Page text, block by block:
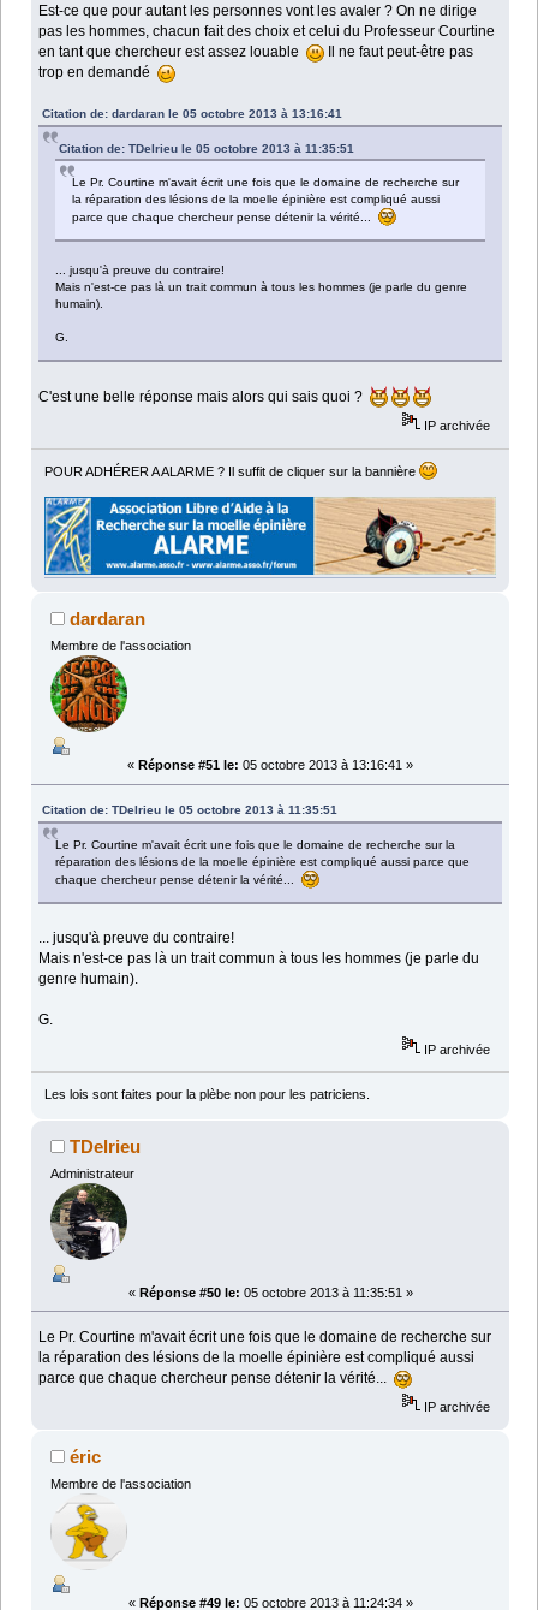
Est-ce que pour autant les personnes vont les avaler ? On ne dirige
pas les hommes, chacun fait des choix et celui du Professeur Courtine
en tant que chercheur est assez louable
Il ne faut peut-être pas
trop en demandé
Citation de: dardaran le 05 octobre 2013 à 13:16:41
Citation de: TDelrieu le 05 octobre 2013 à 11:35:51
Le Pr. Courtine m'avait écrit une fois que le domaine de recherche sur
la réparation des lésions de la moelle épinière est compliqué aussi
parce que chaque chercheur pense détenir la vérité...
... jusqu'à preuve du contraire!
Mais n'est-ce pas là un trait commun à tous les hommes (je parle du genre
humain).
G.
C'est une belle réponse mais alors qui sais quoi ?
IP archivée
POUR ADHÉRER A ALARME ? Il suffit de cliquer sur la bannière
dardaran
Membre de l'association
« Réponse #51 le: 05 octobre 2013 à 13:16:41 »
Citation de: TDelrieu le 05 octobre 2013 à 11:35:51
Le Pr. Courtine m'avait écrit une fois que le domaine de recherche sur la
réparation des lésions de la moelle épinière est compliqué aussi parce que
chaque chercheur pense détenir la vérité...
... jusqu'à preuve du contraire!
Mais n'est-ce pas là un trait commun à tous les hommes (je parle du
genre humain).
G.
IP archivée
Les lois sont faites pour la plèbe non pour les patriciens.
TDelrieu
Administrateur
« Réponse #50 le: 05 octobre 2013 à 11:35:51 »
Le Pr. Courtine m'avait écrit une fois que le domaine de recherche sur
la réparation des lésions de la moelle épinière est compliqué aussi
parce que chaque chercheur pense détenir la vérité...
IP archivée
éric
Membre de l'association
« Réponse #49 le: 05 octobre 2013 à 11:24:34 »